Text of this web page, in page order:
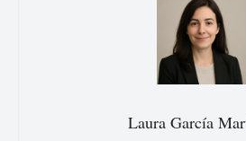
Laura García